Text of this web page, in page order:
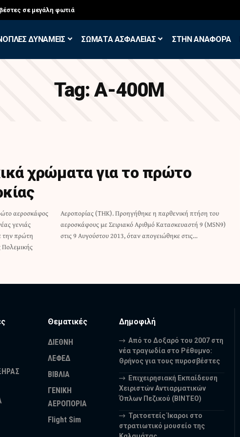
σε μεγάλη φωτιά
ΔΥΝΑΜΕΙΣ ΣΩΜΑΤΑ ΑΣΦΑΛΕΙΑΣ ΣΤΗΝ ΑΝΑΦΟΡΑ
Tag: Α-400Μ
χρώματα για το πρώτο
αεροσκάφος
γενιάς
την πρώτη
πτήση του
9 (MSN9)
στις 9 Αυγούστου 2013, όταν απογειώθηκε στις…
Θεματικές
ΔΙΕΘΝΗ
ΛΕΦΕΔ
ΒΙΒΛΙΑ
ΓΕΝΙΚΗ
ΑΕΡΟΠΟΡΙΑ
Flight Sim
Δημοφιλή
Από το Δοξαρό του 2007 στη
νέα τραγωδία στο Ρέθυμνο:
Θρήνος για τους πυροσβέστες
Επιχειρησιακή Εκπαίδευση
Χειριστών Αντιαρματικών
Όπλων Πεζικού (ΒΙΝΤΕΟ)
Τριτοετείς Ίκαροι στο
στρατιωτικό μουσείο της